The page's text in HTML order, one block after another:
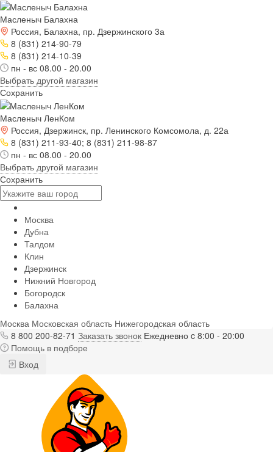
Масленыч Балахна
Россия, Балахна, пр. Дзержинского 3а
8 (831) 214-90-79
8 (831) 214-10-39
пн - вс 08.00 - 20.00
Выбрать другой магазин
Сохранить
Масленыч ЛенКом
Россия, Дзержинск, пр. Ленинского Комсомола, д. 22а
8 (831) 211-93-40; 8 (831) 211-98-87
пн - вс 08.00 - 20.00
Выбрать другой магазин
Сохранить
Москва
Дубна
Талдом
Клин
Дзержинск
Нижний Новгород
Богородск
Балахна
Москва Московская область Нижегородская область
8 800 200-82-71 Заказать звонок Ежедневно c 8:00 - 20:00
Помощь в подборе
Вход